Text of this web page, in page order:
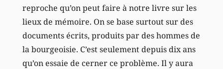
reproche qu’on peut faire à notre livre sur les
lieux de mémoire. On se base surtout sur des
documents écrits, produits par des hommes de
la bourgeoisie. C’est seulement depuis dix ans
qu’on essaie de cerner ce problème. Il y aura